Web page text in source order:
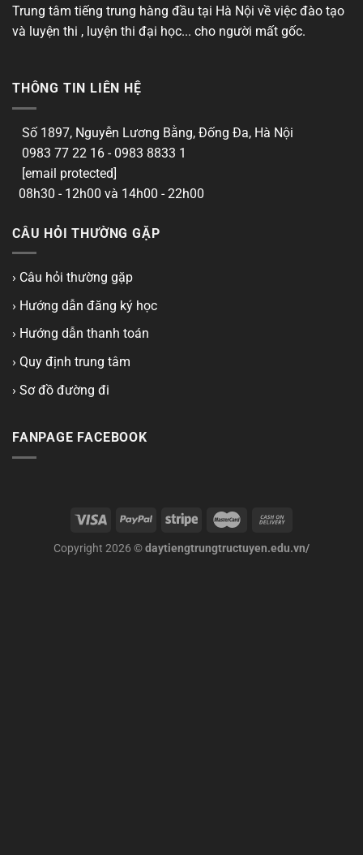
Trung tâm tiếng trung hàng đầu tại Hà Nội về việc đào tạo
và luyện thi , luyện thi đại học... cho người mất gốc.
THÔNG TIN LIÊN HỆ
Số 1897, Nguyễn Lương Bằng, Đống Đa, Hà Nội
0983 77 22 16 - 0983 8833 1
[email protected]
08h30 - 12h00 và 14h00 - 22h00
CÂU HỎI THƯỜNG GẶP
› Câu hỏi thường gặp
› Hướng dẫn đăng ký học
› Hướng dẫn thanh toán
› Quy định trung tâm
› Sơ đồ đường đi
FANPAGE FACEBOOK
Copyright 2026 ©daytiengtrungtructuyen.edu.vn/